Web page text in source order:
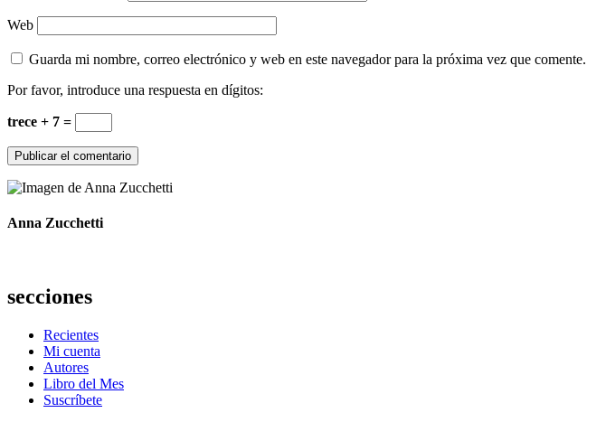
Web
Guarda mi nombre, correo electrónico y web en este navegador para la próxima vez que comente.
Por favor, introduce una respuesta en dígitos:
trece + 7 =
Anna Zucchetti
secciones
Recientes
Mi cuenta
Autores
Libro del Mes
Suscríbete